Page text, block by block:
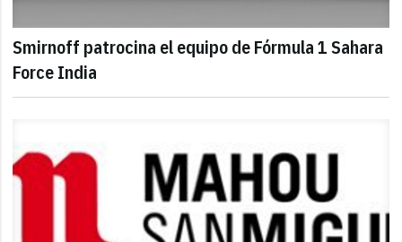
Smirnoff patrocina el equipo de Fórmula 1 Sahara
Force India